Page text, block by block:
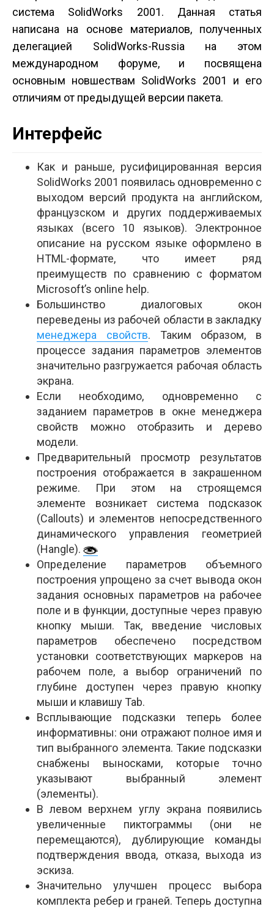
система SolidWorks 2001. Данная статья
написана на основе материалов, полученных
делегацией SolidWorks-Russia на этом
международном форуме, и посвящена
основным новшествам SolidWorks 2001 и его
отличиям от предыдущей версии пакета.
Интерфейс
Как и раньше, русифицированная версия
SolidWorks 2001 появилась одновременно с
выходом версий продукта на английском,
французском и других поддерживаемых
языках (всего 10 языков). Электронное
описание на русском языке оформлено в
HTML-формате, что имеет ряд
преимуществ по сравнению с форматом
Microsoft’s online help.
Большинство диалоговых окон
переведены из рабочей области в закладку
менеджера свойств. Таким образом, в
процессе задания параметров элементов
значительно разгружается рабочая область
экрана.
Если необходимо, одновременно с
заданием параметров в окне менеджера
свойств можно отобразить и дерево
модели.
Предварительный просмотр результатов
построения отображается в закрашенном
режиме. При этом на строящемся
элементе возникает система подсказок
(Callouts) и элементов непосредственного
динамического управления геометрией
(Hangle).
Определение параметров объемного
построения упрощено за счет вывода окон
задания основных параметров на рабочее
поле и в функции, доступные через правую
кнопку мыши. Так, введение числовых
параметров обеспечено посредством
установки соответствующих маркеров на
рабочем поле, а выбор ограничений по
глубине доступен через правую кнопку
мыши и клавишу Tab.
Всплывающие подсказки теперь более
информативны: они отражают полное имя и
тип выбранного элемента. Такие подсказки
снабжены выносками, которые точно
указывают выбранный элемент
(элементы).
В левом верхнем углу экрана появились
увеличенные пиктограммы (они не
перемещаются), дублирующие команды
подтверждения ввода, отказа, выхода из
эскиза.
Значительно улучшен процесс выбора
комплекта ребер и граней. Теперь доступна